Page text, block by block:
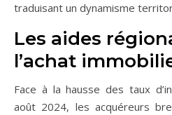
traduisant un dynamisme
Les aides
l’achat
Face à la hausse des taux
août 2024, les acquéreurs